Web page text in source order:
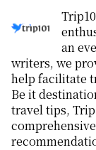
an
writers, we
help facilitate
Be it
travel tips,